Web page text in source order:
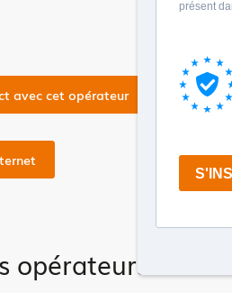
avec cet opérateur
opérateurs